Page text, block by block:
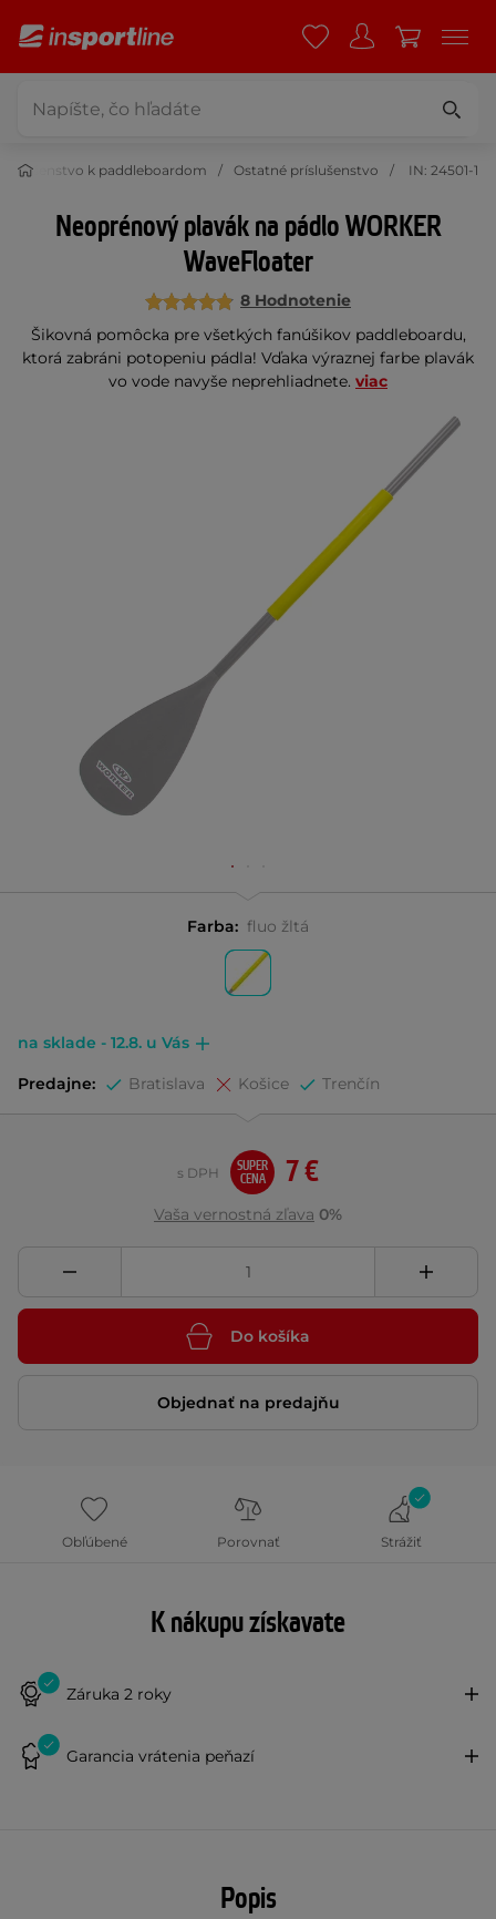
k paddleboardom Ostatné príslušenstvo IN: 24501-1
Neoprénový plavák na pádlo WORKER
WaveFloater
8 Hodnotenie
Šikovná pomôcka pre všetkých fanúšikov paddleboardu,
ktorá zabráni potopeniu pádla! Vďaka výraznej farbe plavák
vo vode navyše neprehliadnete. viac
Farba: fluo žltá
na sklade - 12.8. u Vás
Predajne: Bratislava Košice Trenčín
7 €
s DPH
SUPER
CENA
Vaša vernostná zľava 0%
Do košíka
Objednať na predajňu
Obľúbené Porovnať Strážiť
K nákupu získavate
Záruka 2 roky
Garancia vrátenia peňazí
Popis